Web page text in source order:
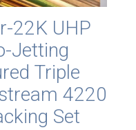
22K UHP
Jetting
Triple
4220
Set